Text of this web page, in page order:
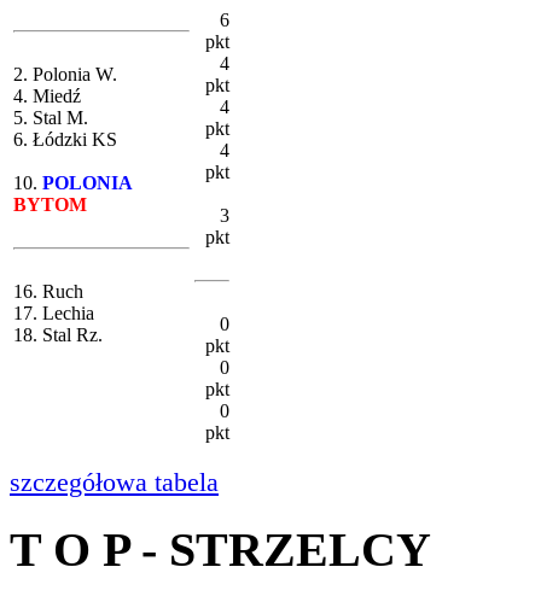
2. Polonia W.
4. Miedź
5. Stal M.
6. Łódzki KS
10. POLONIA
BYTOM
16. Ruch
17. Lechia
18. Stal Rz.
6
pkt
4
pkt
4
pkt
4
pkt
3
pkt
0
pkt
0
pkt
0
pkt
szczegółowa tabela
T O P - STRZELCY